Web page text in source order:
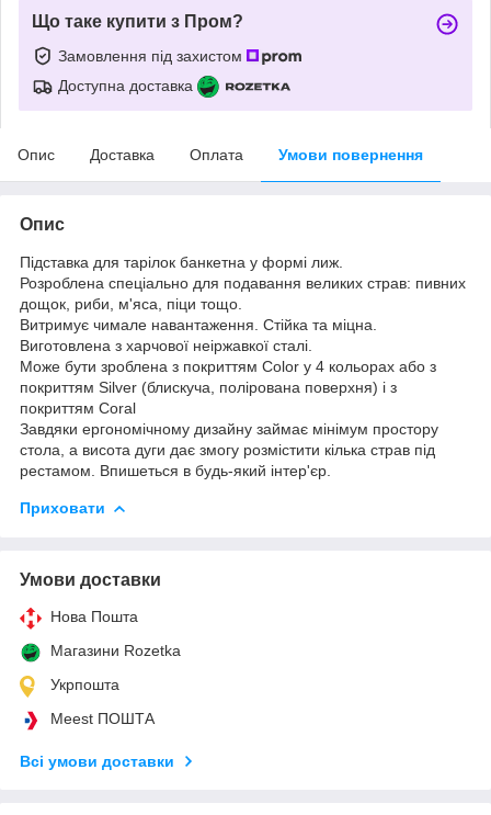
Що таке купити з Пром?
Замовлення під захистом
Доступна доставка
Опис Доставка Оплата Умови повернення
Опис
Підставка для тарілок банкетна у формі лиж.
Розроблена спеціально для подавання великих страв: пивних
дощок, риби, м'яса, піци тощо.
Витримує чимале навантаження. Стійка та міцна.
Виготовлена з харчової неіржавкої сталі.
Може бути зроблена з покриттям Color у 4 кольорах або з
покриттям Silver (блискуча, полірована поверхня) і з
покриттям Coral
Завдяки ергономічному дизайну займає мінімум простору
стола, а висота дуги дає змогу розмістити кілька страв під
рестамом. Впишеться в будь-який інтер'єр.
Приховати
Умови доставки
Нова Пошта
Магазини Rozetka
Укрпошта
Meest ПОШТА
Всі умови доставки